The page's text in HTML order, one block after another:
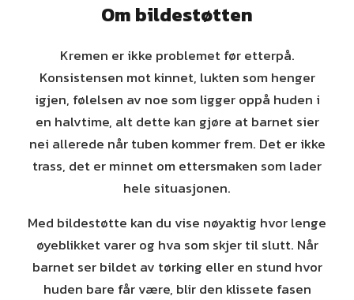
Om bildestøtten
Kremen er ikke problemet før etterpå.
Konsistensen mot kinnet, lukten som henger
igjen, følelsen av noe som ligger oppå huden i
en halvtime, alt dette kan gjøre at barnet sier
nei allerede når tuben kommer frem. Det er ikke
trass, det er minnet om ettersmaken som lader
hele situasjonen.
Med bildestøtte kan du vise nøyaktig hvor lenge
øyeblikket varer og hva som skjer til slutt. Når
barnet ser bildet av tørking eller en stund hvor
huden bare får være, blir den klissete fasen